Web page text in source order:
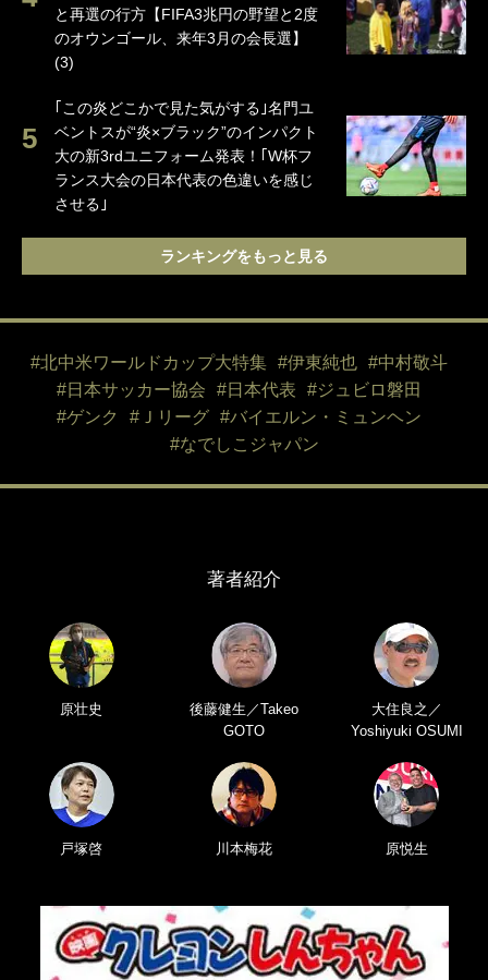
と再選の行方【FIFA3兆円の野望と2度
のオウンゴール、来年3月の会長選】
(3)
｢この炎どこかで見た気がする｣名門ユ
ベントスが“炎×ブラック”のインパクト
大の新3rdユニフォーム発表！｢W杯フ
ランス大会の日本代表の色違いを感じ
させる｣
ランキングをもっと見る
#北中米ワールドカップ大特集 #伊東純也
#中村敬斗
#日本サッカー協会
#日本代表
#ジュビロ磐田
#ゲンク
#Ｊリーグ
#バイエルン・ミュンヘン
#なでしこジャパン
著者紹介
原壮史
後藤健生／Takeo
GOTO
大住良之／
Yoshiyuki OSUMI
戸塚啓 川本梅花 原悦生